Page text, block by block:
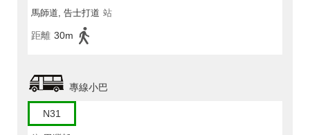
馬師道, 告士打道 站
距離 30m
專線小巴
N31